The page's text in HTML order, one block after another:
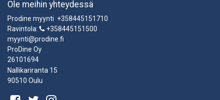
Ole meihin yhteydessä
Prodine myynti +358445151710
Ravintola:
+358445151500
myynti@prodine.fi
ProDine Oy
26101694
Nallikariranta 15
90510 Oulu